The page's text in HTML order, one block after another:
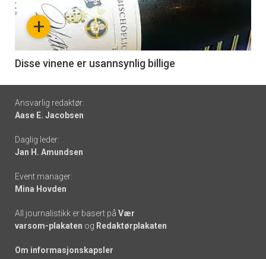
nå
6
+
Disse vinene er usannsynlig billige
Footer
-
links
Ansvarlig redaktør:
Aase E. Jacobsen
Daglig leder:
Jan H. Amundsen
Event manager:
Mina Hovden
All journalistikk er basert på Vær
varsom-plakaten og Redaktørplakaten
Om informasjonskapsler